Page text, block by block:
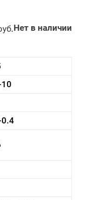
.Нет в наличии